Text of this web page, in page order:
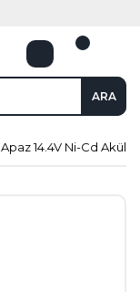
ARA
Apaz 14.4V Ni-Cd